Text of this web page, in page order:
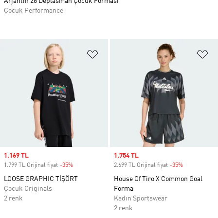
Favori Listesine Ekle
Sale price
1.169 TL
1.799 TL Orijinal fiyat -35%
LOOSE GRAPHIC TİŞÖRT
Çocuk Originals
2 renk
Sale price
1.754 TL
2.699 TL Orijinal fiyat -35%
House Of Tiro X Common Goal
Forma
Kadın Sportswear
2 renk
Çocuk Performance